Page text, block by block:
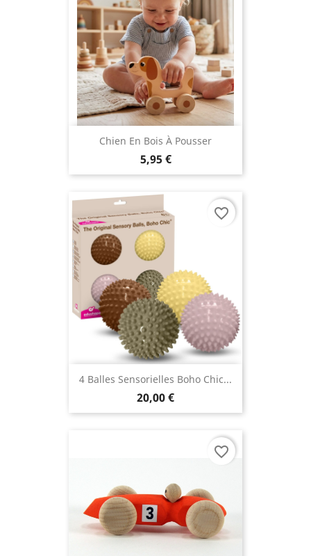
Chien En Bois À Pousser
5,95 €
4 Balles Sensorielles Boho Chic...
20,00 €
favorite_border
favorite_border